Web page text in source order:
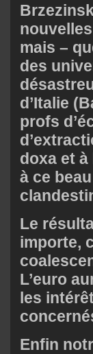
mais –
des
d’Italie
profs
doxa et à
à ce
Le
importe,
L’euro
les
Enfin